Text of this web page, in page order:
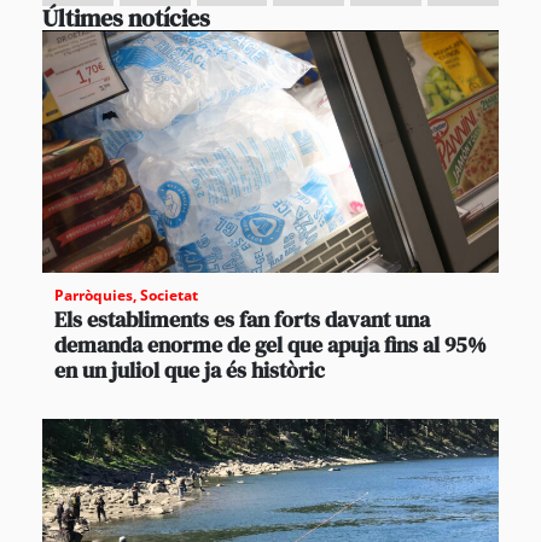
Últimes notícies
Parròquies,Societat
Els establiments es fan forts davant una
demanda enorme de gel que apuja fins al 95%
en un juliol que ja és històric